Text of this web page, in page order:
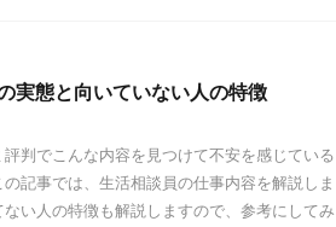
実態と向いていない人の特徴
判でこんな内容を見つけて不安を感じている
記事では、生活相談員の仕事内容を解説しま
い人の特徴も解説しますので、参考にしてみ